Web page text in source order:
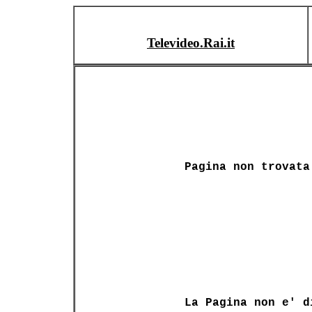
Televideo.Rai.it
Pagina non trovata
La Pagina non e'